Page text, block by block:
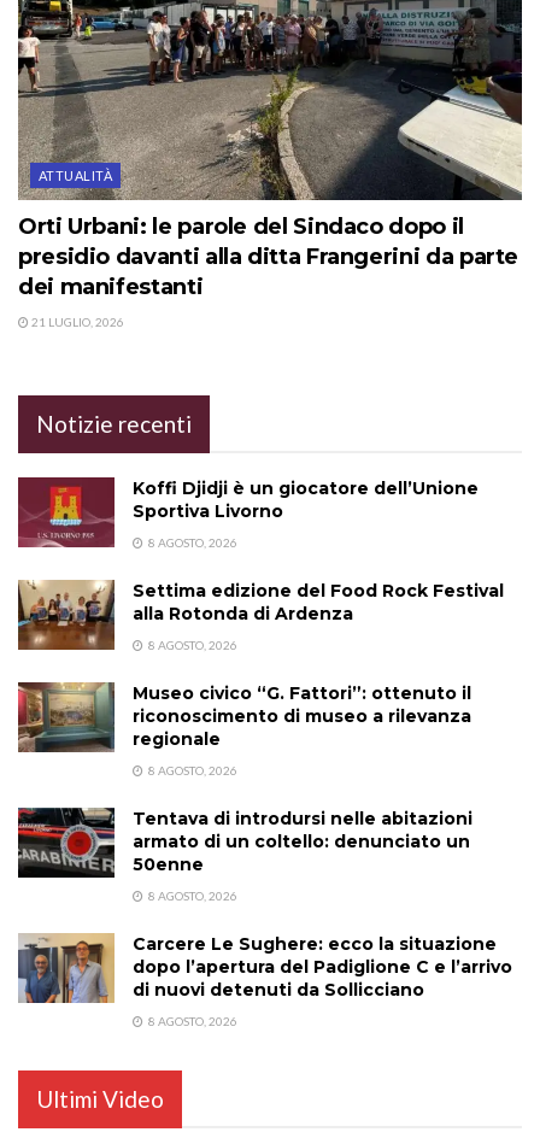
ATTUALITÀ
Orti Urbani: le parole del Sindaco dopo il
presidio davanti alla ditta Frangerini da parte
dei manifestanti
21 LUGLIO, 2026
Notizie recenti
Koffi Djidji è un giocatore dell’Unione
Sportiva Livorno
8 AGOSTO, 2026
Settima edizione del Food Rock Festival
alla Rotonda di Ardenza
8 AGOSTO, 2026
Museo civico “G. Fattori”: ottenuto il
riconoscimento di museo a rilevanza
regionale
8 AGOSTO, 2026
Tentava di introdursi nelle abitazioni
armato di un coltello: denunciato un
50enne
8 AGOSTO, 2026
Carcere Le Sughere: ecco la situazione
dopo l’apertura del Padiglione C e l’arrivo
di nuovi detenuti da Sollicciano
8 AGOSTO, 2026
Ultimi Video